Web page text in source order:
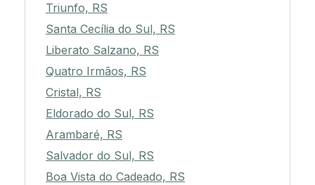
Triunfo, RS
Santa Cecília do Sul, RS
Liberato Salzano, RS
Quatro Irmãos, RS
Cristal, RS
Eldorado do Sul, RS
Arambaré, RS
Salvador do Sul, RS
Boa Vista do Cadeado, RS